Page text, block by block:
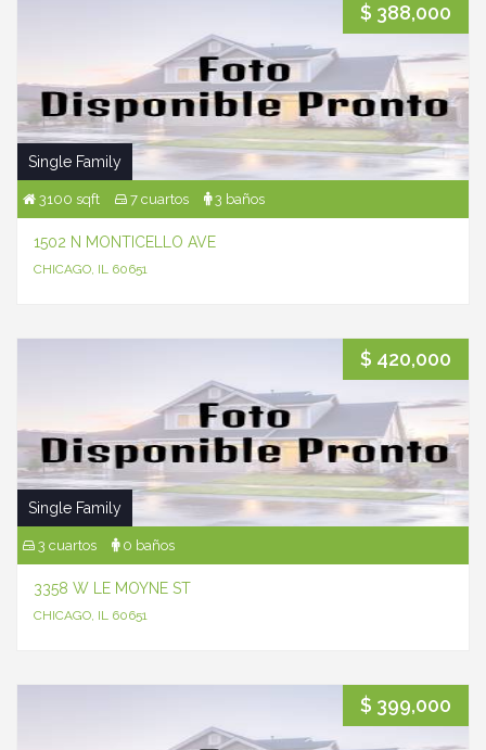
$ 388,000
Single Family
3100 sqft 7 cuartos 3 baños
1502 N MONTICELLO AVE
CHICAGO, IL 60651
$ 420,000
Single Family
3 cuartos 0 baños
3358 W LE MOYNE ST
CHICAGO, IL 60651
$ 399,000